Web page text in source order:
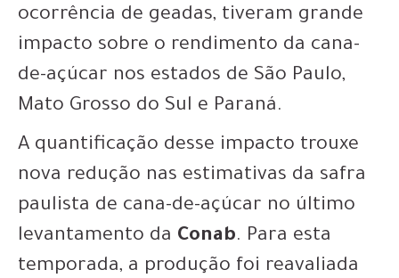
ocorrência de geadas, tiveram grande
impacto sobre o rendimento da cana-
de-açúcar nos estados de São Paulo,
Mato Grosso do Sul e Paraná.
A quantificação desse impacto trouxe
nova redução nas estimativas da safra
paulista de cana-de-açúcar no último
levantamento da Conab. Para esta
temporada, a produção foi reavaliada